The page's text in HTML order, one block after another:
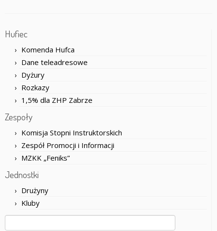
Hufiec
Komenda Hufca
Dane teleadresowe
Dyżury
Rozkazy
1,5% dla ZHP Zabrze
Zespoły
Komisja Stopni Instruktorskich
Zespół Promocji i Informacji
MZKK „Feniks”
Jednostki
Drużyny
Kluby